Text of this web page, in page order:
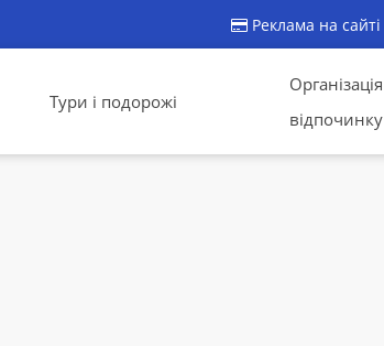
Реклама на сайті
Тури і подорожі
Організація
відпочинку